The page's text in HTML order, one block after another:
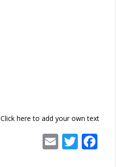
Click here to add your own text
Facebook
Twitter